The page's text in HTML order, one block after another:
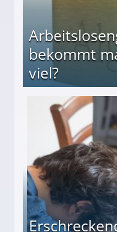
bekommt
viel?
und wie viel?